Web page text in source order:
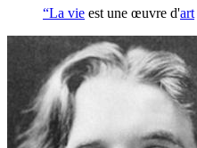
“La vie est une œuvre d'art